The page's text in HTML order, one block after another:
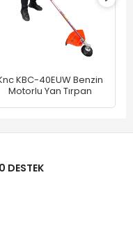
KBC-40EUW Benzin
Motorlu Yan Tırpan
DESTEK